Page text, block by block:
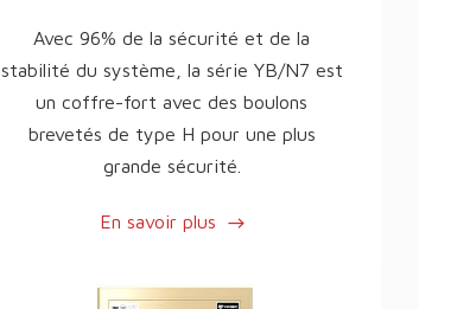
Avec 96% de la sécurité et de la
stabilité du système, la série YB/N7 est
un coffre-fort avec des boulons
brevetés de type H pour une plus
grande sécurité.
En savoir plus